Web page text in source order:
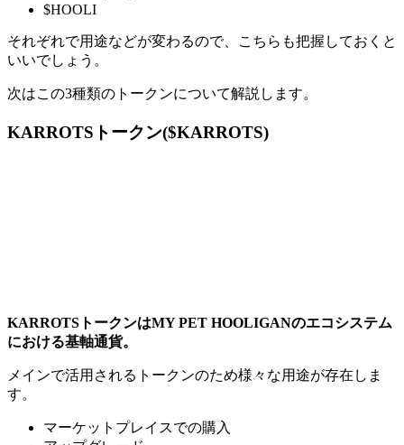
$HOOLI
それぞれで用途などが変わるので、こちらも把握しておくと
いいでしょう。
次はこの3種類のトークンについて解説します。
KARROTSトークン($KARROTS)
KARROTSトークンはMY PET HOOLIGANのエコシステム
における基軸通貨。
メインで活用されるトークンのため様々な用途が存在しま
す。
マーケットプレイスでの購入